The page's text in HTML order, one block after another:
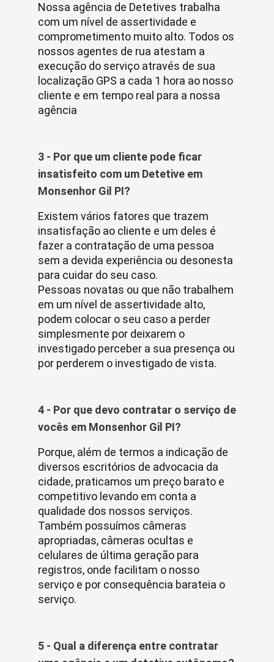
Nossa agência de Detetives trabalha
com um nível de assertividade e
comprometimento muito alto. Todos os
nossos agentes de rua atestam a
execução do serviço através de sua
localização GPS a cada 1 hora ao nosso
cliente e em tempo real para a nossa
agência
3 - Por que um cliente pode ficar
insatisfeito com um Detetive em
Monsenhor Gil PI?
Existem vários fatores que trazem
insatisfação ao cliente e um deles é
fazer a contratação de uma pessoa
sem a devida experiência ou desonesta
para cuidar do seu caso.
Pessoas novatas ou que não trabalhem
em um nível de assertividade alto,
podem colocar o seu caso a perder
simplesmente por deixarem o
investigado perceber a sua presença ou
por perderem o investigado de vista.
4 - Por que devo contratar o serviço de
vocês em Monsenhor Gil PI?
Porque, além de termos a indicação de
diversos escritórios de advocacia da
cidade, praticamos um preço barato e
competitivo levando em conta a
qualidade dos nossos serviços.
Também possuímos câmeras
apropriadas, câmeras ocultas e
celulares de última geração para
registros, onde facilitam o nosso
serviço e por consequência barateia o
serviço.
5 - Qual a diferença entre contratar